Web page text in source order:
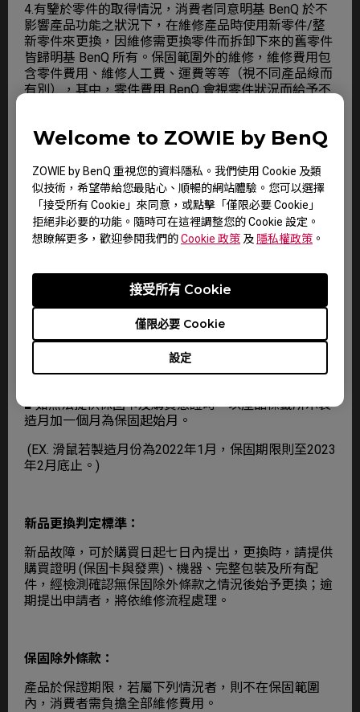
Welcome to ZOWIE by BenQ
ZOWIE by BenQ 重視您的資料隱私。我們使用 Cookie 及類
似技術，希望帶給您最貼心、順暢的網站體驗。您可以選擇
「接受所有 Cookie」來同意，或點擊「僅限必要 Cookie」
拒絕非必要的功能。隨時可在這裡調整您的 Cookie 設定。
想瞭解更多，歡迎參閱我們的Cookie 政策 及 隱私權政策 。
設定
僅限必要 Cookie
接受所有 Cookie
4.有鑒於零件的取得情況，消費者同意明基 BenQ 於不
影響產品功能之狀況下，在維修產品時使用新零件/整
新零件來更換，因維修需更換零件而拆卸下來的舊零件
皆歸明基 BenQ 所有。保固範圍外的維修，維修費用包
含零件費用、維修人工費、運費等等（視不同產品線而
有別），其中，零件費用 BenQ 會視零件狀況而給予不
5.保固期內送修之機器，若機器停產或缺貨時，導致無
法修復時，BenQ 將提供更換良品或同等值它款機型。
6.若超過保固期或不在保固範圍內，檢測報價不維修將
收取檢測費 300 元。
7.BenQ 保留以上辦法修改之權利。
■ 為確保客戶的權益，請於購買時要求經銷商在保固卡
上填上產品型號、產品序號和購買日期，
且蓋上店章，消費者請保留產品保固卡及購買證明( 如
發票)。產品在保固期內有需要維修服務時，煩請提出
保固卡及購買證明。
■ 如無法提供保固卡及購買憑證時，以產品標籤所示製
造月加一個月為保固起始月。
(EX. 滑鼠若製造月份為2022年1月，保固期限則至2023
年2月底止。)
新品更換判定標準：
新品故障，可於購買日起七日內提出，更換時，請提供
購買證明 (保固卡與發票)、機器、完整包裝及所有配
件，經檢測確認無保固除外條款之情況後始予更換；逾
期提出申請者，將依維修流程處理。
保固除外條款：
產品於保證期限，若屬下列情況者，則不在保固範圍
內，消費者需負擔全部維修費用。